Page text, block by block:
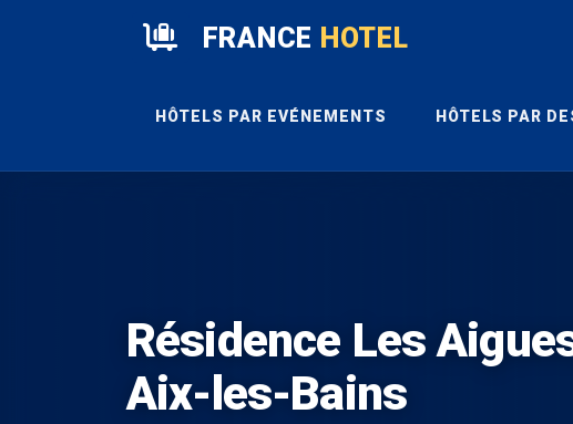
FRANCE HOTEL
HÔTELS PAR EVÉNEMENTS HÔTELS PAR
Résidence Les
Aix-les-Bains